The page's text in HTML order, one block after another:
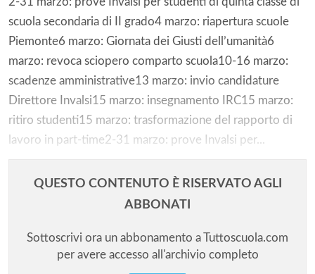
scuola secondaria di II grado4 marzo: riapertura scuole
Piemonte6 marzo: Giornata dei Giusti dell’umanità6
marzo: revoca sciopero comparto scuola10-16 marzo:
scadenze amministrative13 marzo: invio candidature
Direttore Invalsi15 marzo: insegnamento IRC15 marzo:
ritiro studenti15 marzo: trasformazione del rapporto di
lavoro in part-time2-31 marzo: prove Invalsi per...
QUESTO CONTENUTO È RISERVATO AGLI
ABBONATI
Sottoscrivi ora un abbonamento a Tuttoscuola.com
per avere accesso all'archivio completo